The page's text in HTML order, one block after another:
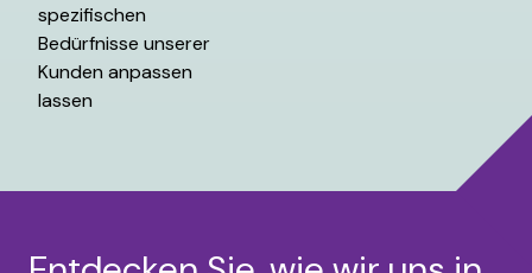
spezifischen
Bedürfnisse unserer
Kunden anpassen
lassen